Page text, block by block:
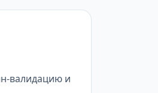
валидацию и